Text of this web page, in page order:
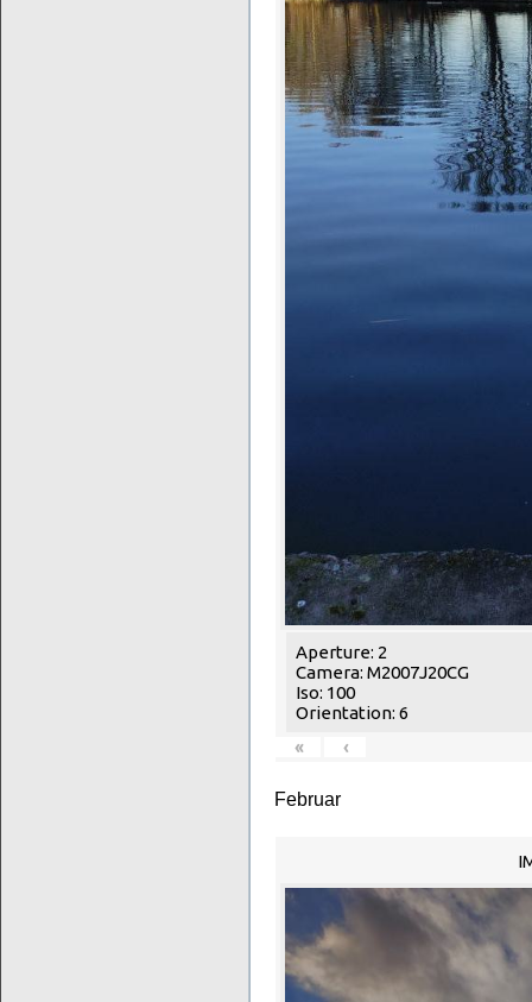
Aperture: 2
Camera: M2007J20CG
Iso: 100
Orientation: 6
«
‹
Februar